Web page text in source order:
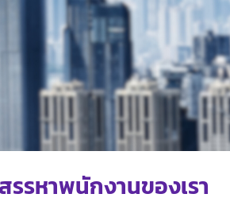
รรหาพนักงานของเรา